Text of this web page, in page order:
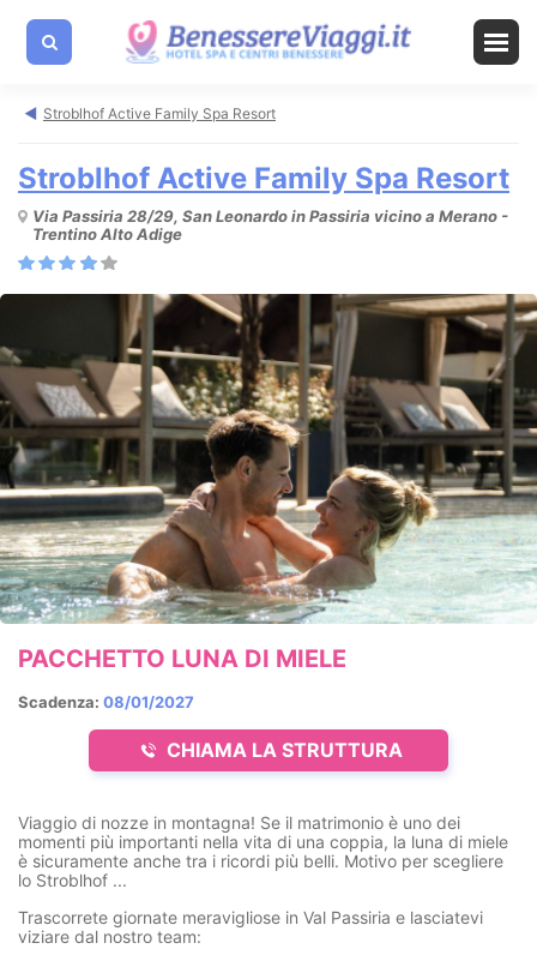
Stroblhof Active Family Spa Resort
Stroblhof Active Family Spa Resort
Via Passiria 28/29, San Leonardo in Passiria vicino a Merano -
Trentino Alto Adige
CHIAMA LA STRUTTURA
Scadenza: 08/01/2027
PACCHETTO LUNA DI MIELE
Viaggio di nozze in montagna! Se il matrimonio è uno dei
momenti più importanti nella vita di una coppia, la luna di miele
è sicuramente anche tra i ricordi più belli. Motivo per scegliere
lo Stroblhof ...
Trascorrete giornate meravigliose in Val Passiria e lasciatevi
viziare dal nostro team: